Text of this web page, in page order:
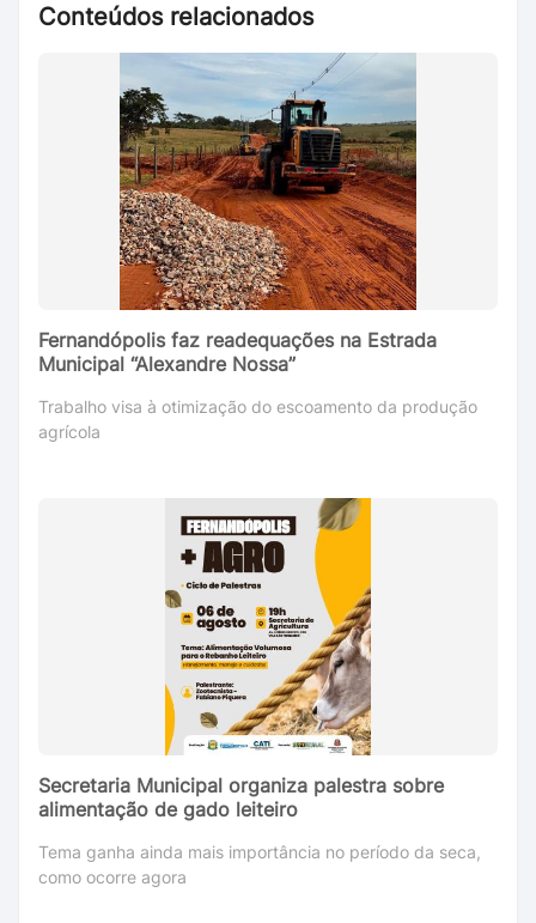
Conteúdos relacionados
Fernandópolis faz readequações na Estrada
Municipal “Alexandre Nossa”
Trabalho visa à otimização do escoamento da produção
agrícola
Secretaria Municipal organiza palestra sobre
alimentação de gado leiteiro
Tema ganha ainda mais importância no período da seca,
como ocorre agora